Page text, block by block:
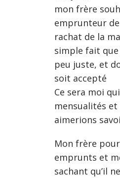
mon frère
emprunteur
rachat de la
simple fait
peu juste, et
soit accepté
Ce sera moi
mensualités
aimerions
Mon frère
emprunts et
sachant qu’il